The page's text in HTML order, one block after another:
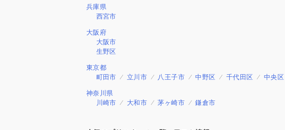
兵庫県
西宮市
大阪府
大阪市
生野区
東京都
町田市
立川市 八王子市 中野区 千代田区 中央区
神奈川県
川崎市
大和市 茅ヶ崎市 鎌倉市